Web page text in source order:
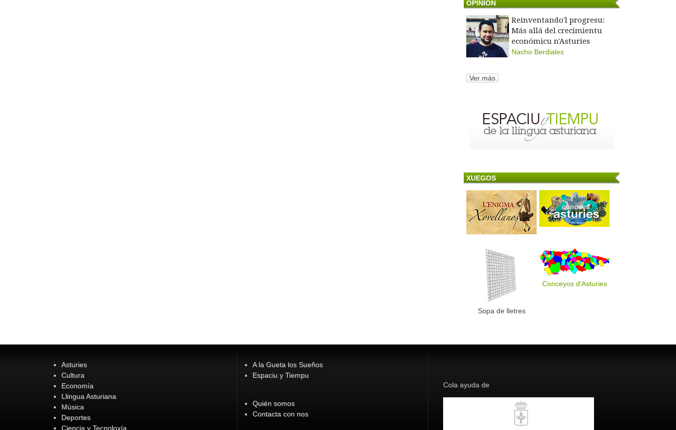
OPINIÓN
Reinventando'l progresu:
Más allá del crecimientu
económicu n'Asturies
Nacho Berdiales
Ver más
XUEGOS
Sopa de lletres
Conceyos d'Asturies
Asturies
Cultura
Economía
Llingua Asturiana
Música
Deportes
Ciencia y Tecnoloxía
A la Gueta los Sueños
Espaciu y Tiempu
Quién somos
Contacta con nos
Cola ayuda de